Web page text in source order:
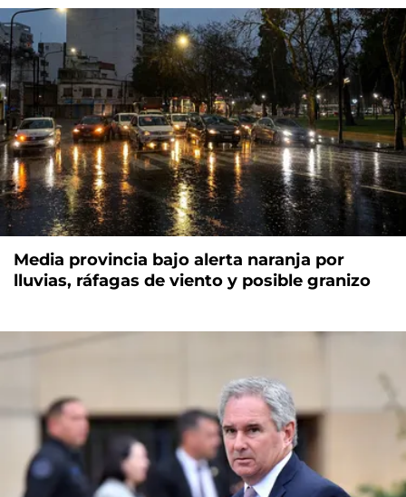
Media provincia bajo alerta naranja por
lluvias, ráfagas de viento y posible granizo